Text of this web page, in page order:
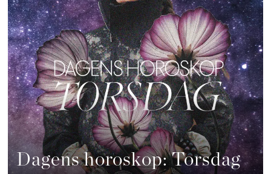
Dagens horoskop: Torsdag